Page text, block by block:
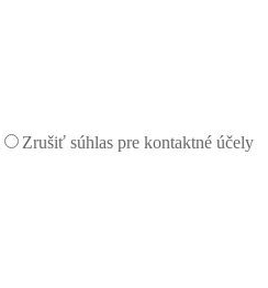
Zrušiť súhlas pre kontaktné účely